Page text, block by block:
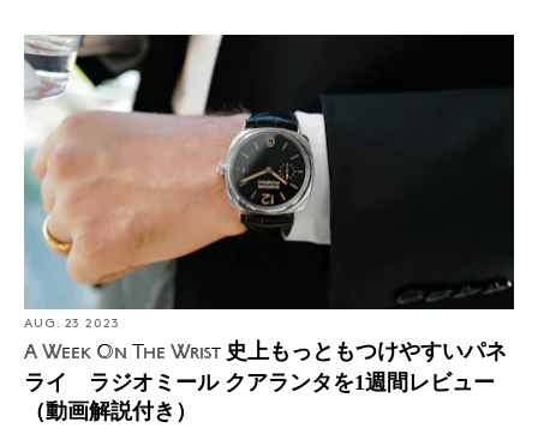
AUG. 23 2023
A Week On The Wrist 史上もっともつけやすいパネ
ライ ラジオミール クアランタを1週間レビュー
（動画解説付き）